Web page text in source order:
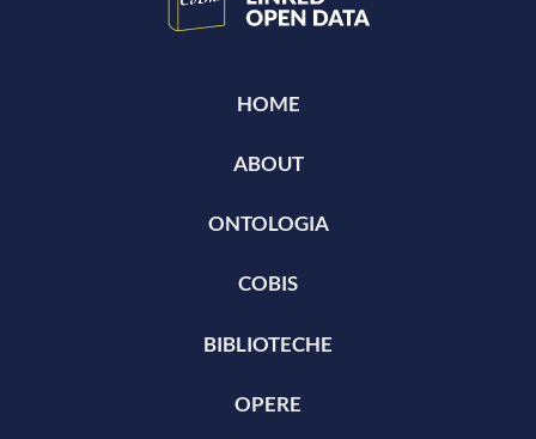
HOME
ABOUT
ONTOLOGIA
COBIS
BIBLIOTECHE
OPERE